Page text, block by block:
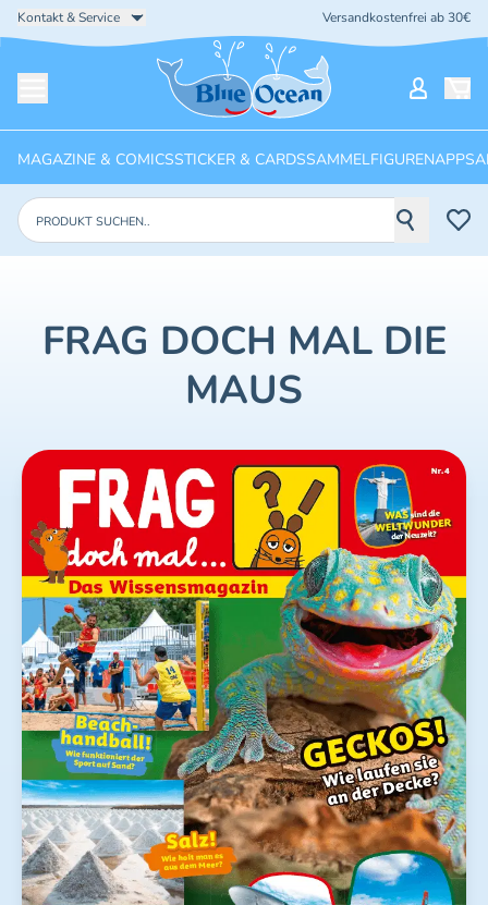
Kontakt & Service Versandkostenfrei ab 30€
Startseite
MAGAZINE & COMICSSTICKER & CARDSSAMMELFIGURENAPPS
Produkte suchen
FRAG DOCH MAL DIE
MAUS